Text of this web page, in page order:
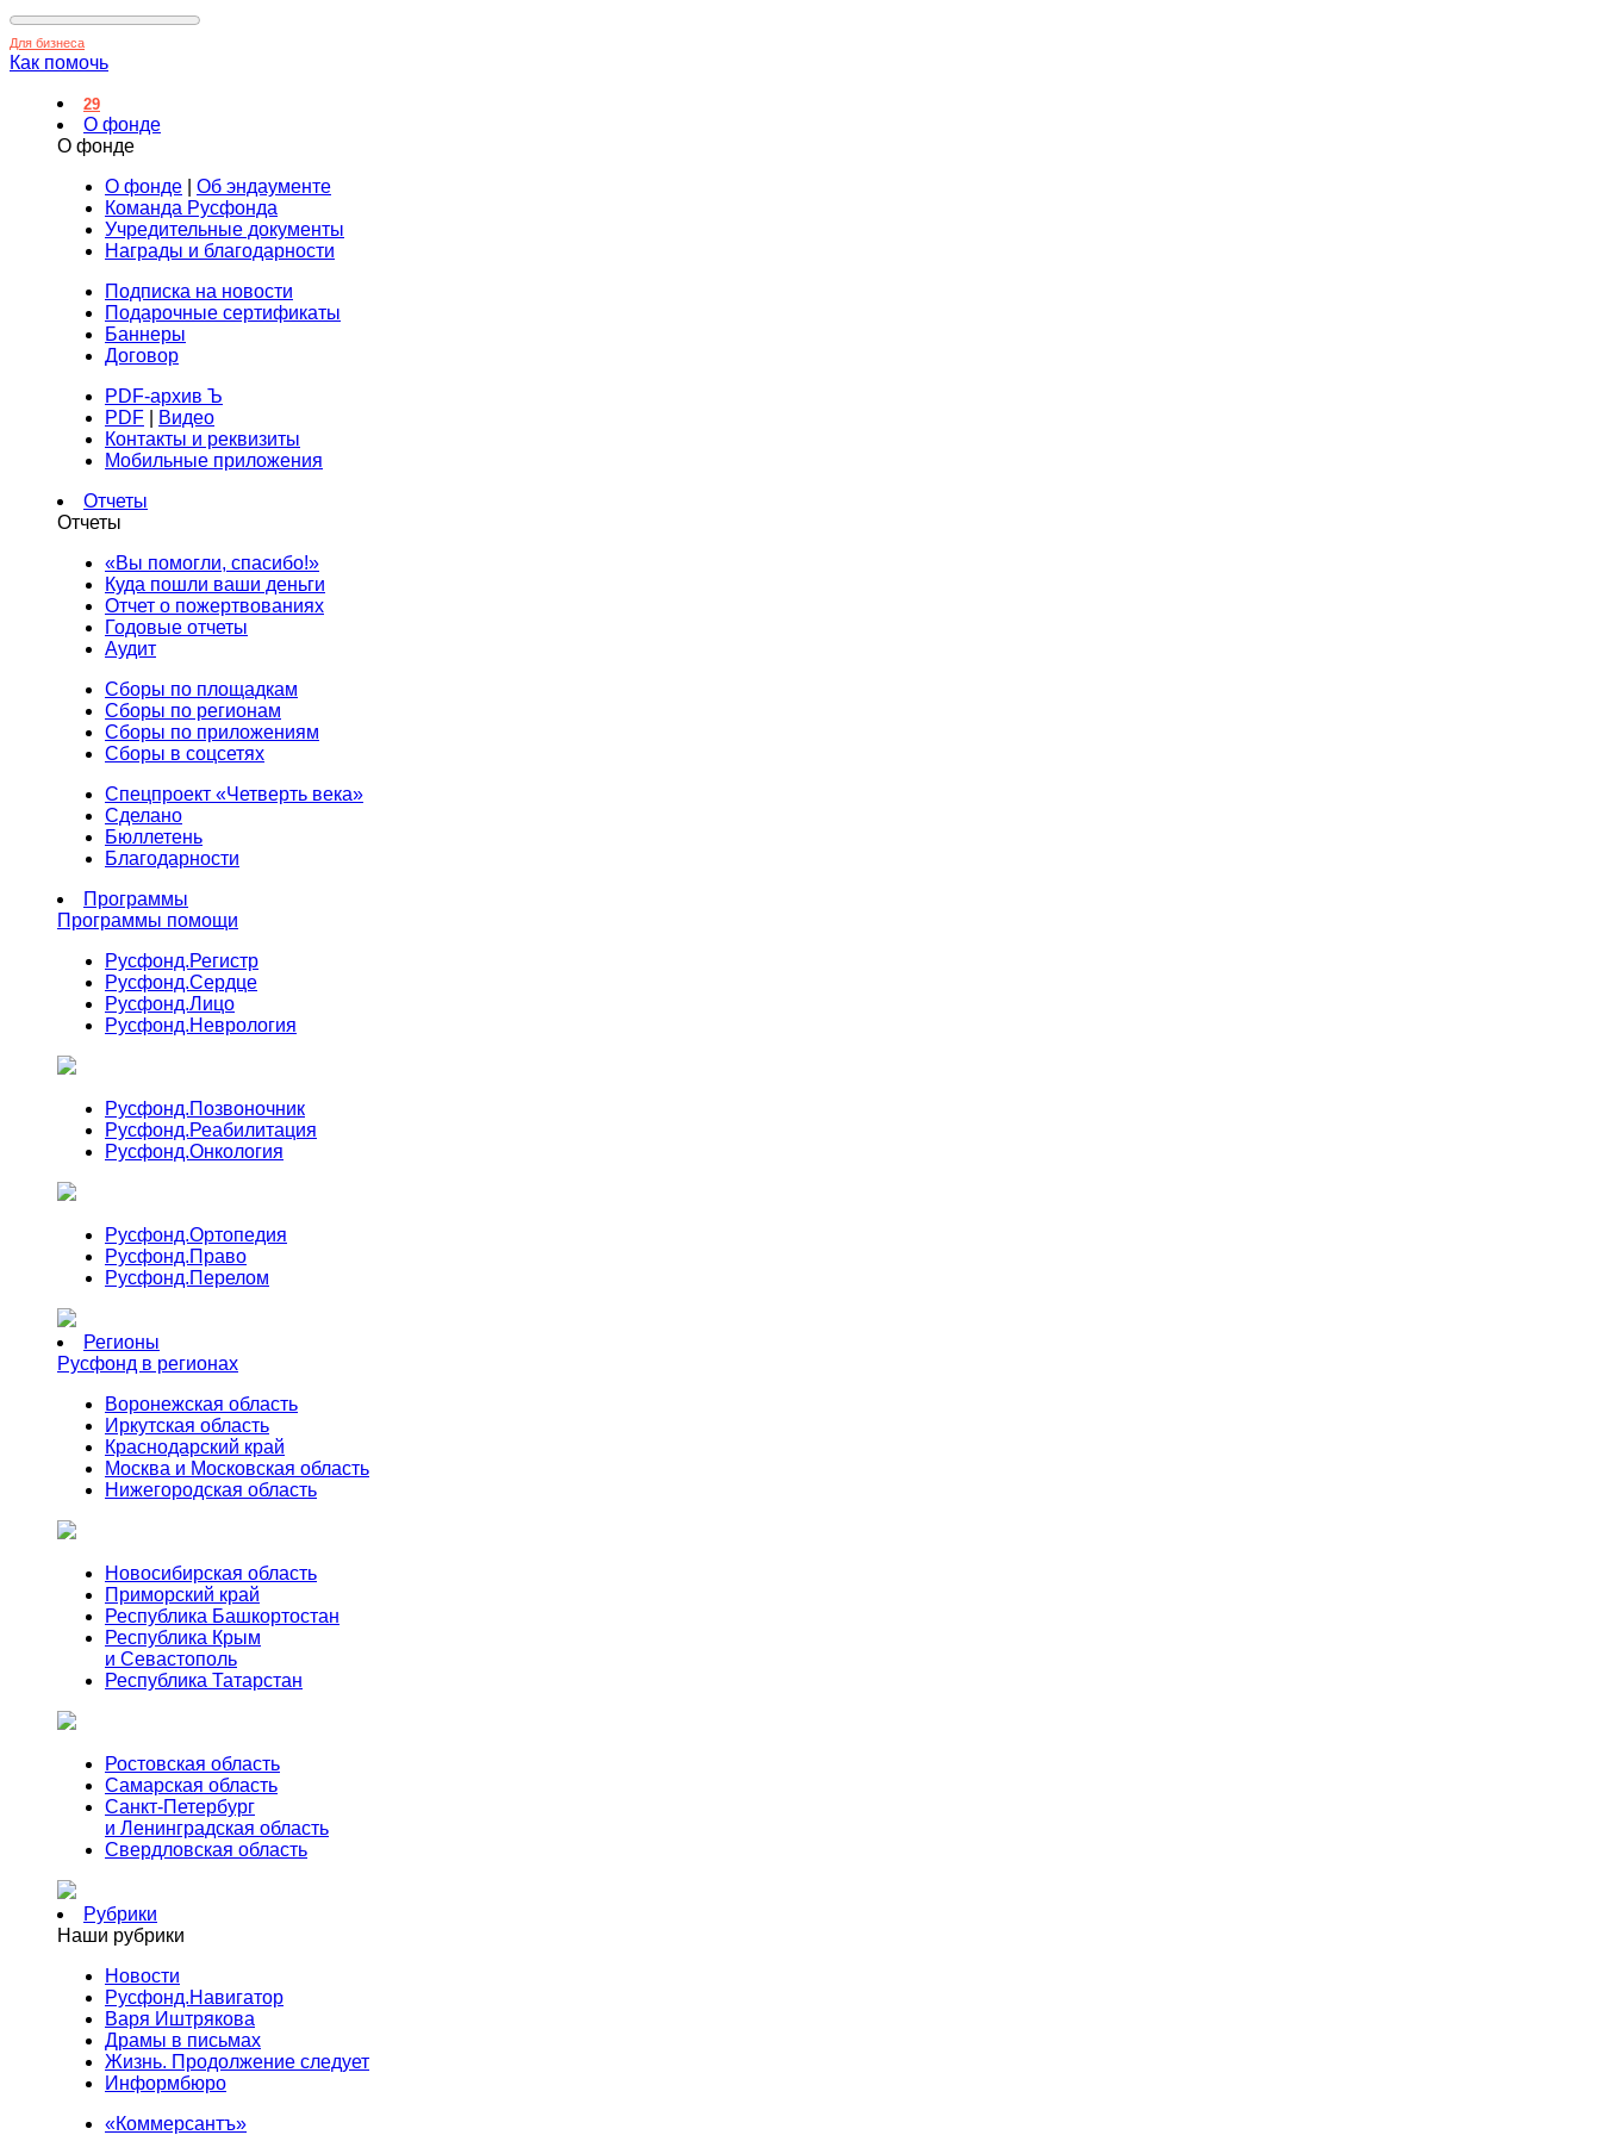
Для бизнеса
Как помочь
29
О фонде
О фонде
О фонде
Об эндаументе
Команда Русфонда
Учредительные документы
Награды и благодарности
Подписка на новости
Подарочные сертификаты
Баннеры
Договор
PDF-архив Ъ
PDF
Видео
Контакты и реквизиты
Мобильные приложения
Отчеты
Отчеты
«Вы помогли, спасибо!»
Куда пошли ваши деньги
Отчет о пожертвованиях
Годовые отчеты
Аудит
Сборы по площадкам
Сборы по регионам
Сборы по приложениям
Сборы в соцсетях
Спецпроект «Четверть века»
Сделано
Бюллетень
Благодарности
Программы
Программы помощи
Русфонд.Регистр
Русфонд.Сердце
Русфонд.Лицо
Русфонд.Неврология
Русфонд.Позвоночник
Русфонд.Реабилитация
Русфонд.Онкология
Русфонд.Ортопедия
Русфонд.Право
Русфонд.Перелом
Регионы
Русфонд в регионах
Воронежская область
Иркутская область
Краснодарский край
Москва и Московская область
Нижегородская область
Новосибирская область
Приморский край
Республика Башкортостан
Республика Крым
и Севастополь
Республика Татарстан
Ростовская область
Самарская область
Санкт-Петербург
и Ленинградская область
Свердловская область
Рубрики
Наши рубрики
Новости
Русфонд.Навигатор
Варя Иштрякова
Драмы в письмах
Жизнь. Продолжение следует
Информбюро
«Коммерсантъ»